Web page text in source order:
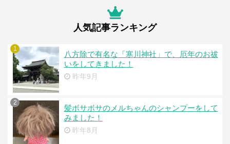
人気記事ランキング
1
八方除で有名な「寒川神社」で、厄年のお祓
いをしてきました！
昨年9月
2
髪ボサボサのメルちゃんのシャンプーをして
みました！
昨年8月